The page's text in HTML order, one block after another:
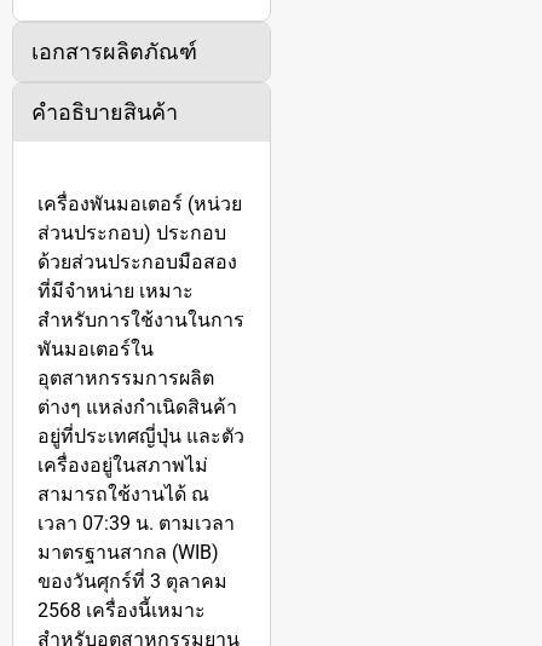
เอกสารผลิตภัณฑ์
คำอธิบายสินค้า
เครื่องพันมอเตอร์ (หน่วย
ส่วนประกอบ) ประกอบ
ด้วยส่วนประกอบมือสอง
ที่มีจำหน่าย เหมาะ
สำหรับการใช้งานในการ
พันมอเตอร์ใน
อุตสาหกรรมการผลิต
ต่างๆ แหล่งกำเนิดสินค้า
อยู่ที่ประเทศญี่ปุ่น และตัว
เครื่องอยู่ในสภาพไม่
สามารถใช้งานได้ ณ
เวลา 07:39 น. ตามเวลา
มาตรฐานสากล (WIB)
ของวันศุกร์ที่ 3 ตุลาคม
2568 เครื่องนี้เหมาะ
สำหรับอุตสาหกรรมยาน